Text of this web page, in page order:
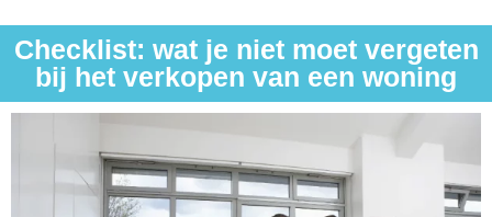
Checklist: wat je niet moet vergeten
bij het verkopen van een woning